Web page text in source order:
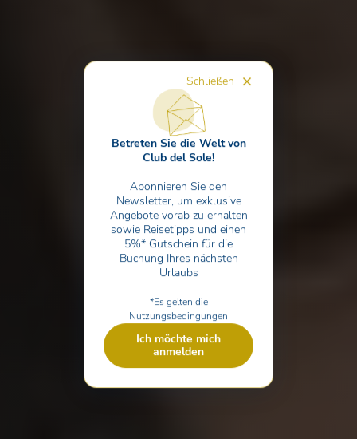
Schließen
Betreten Sie die Welt von
Club del Sole!
Abonnieren Sie den
Newsletter, um exklusive
Angebote vorab zu erhalten
sowie Reisetipps und einen
5%* Gutschein für die
Buchung Ihres nächsten
Urlaubs
*Es gelten die
Nutzungsbedingungen
Ich möchte mich
anmelden